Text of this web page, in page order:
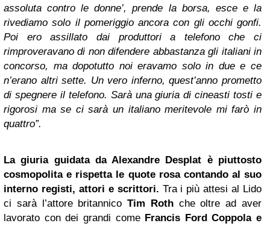
assoluta contro le donne’, prende la borsa, esce e la
rivediamo solo il pomeriggio ancora con gli occhi gonfi.
Poi ero assillato dai produttori a telefono che ci
rimproveravano di non difendere abbastanza gli italiani in
concorso, ma dopotutto noi eravamo solo in due e ce
n’erano altri sette. Un vero inferno, quest’anno prometto
di spegnere il telefono. Sarà una giuria di cineasti tosti e
rigorosi ma se ci sarà un italiano meritevole mi farò in
quattro”.
La giuria guidata da Alexandre Desplat è piuttosto
cosmopolita e rispetta le quote rosa contando al suo
interno registi, attori e scrittori. Tra i più attesi al Lido
ci sarà l’attore britannicoTim Rothche oltre ad aver
lavorato con dei grandi come Francis Ford Coppola e